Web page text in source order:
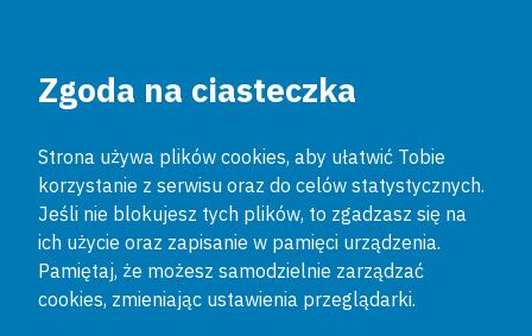
Zgoda na ciasteczka
Strona używa plików cookies, aby ułatwić Tobie
korzystanie z serwisu oraz do celów statystycznych.
Jeśli nie blokujesz tych plików, to zgadzasz się na
ich użycie oraz zapisanie w pamięci urządzenia.
Pamiętaj, że możesz samodzielnie zarządzać
cookies, zmieniając ustawienia przeglądarki.